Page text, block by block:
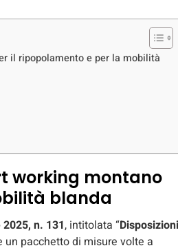
il ripopolamento e per la mobilità
working montano
blanda
n. 131, intitolata “Disposizioni
un pacchetto di misure volte a